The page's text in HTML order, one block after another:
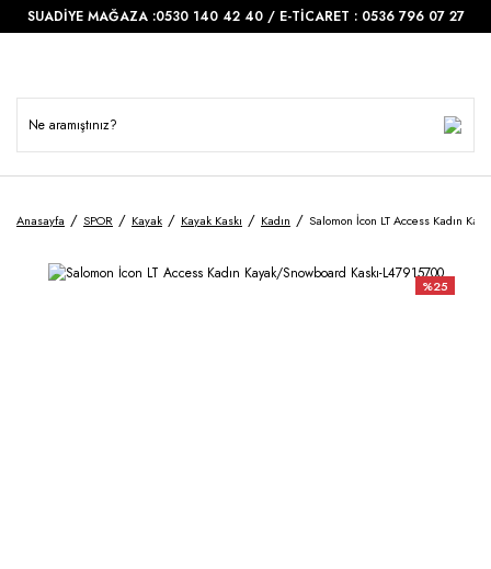
SUADİYE MAĞAZA :0530 140 42 40 / E-TİCARET : 0536 796 07 27
Anasayfa SPOR Kayak Kayak Kaskı Kadın Salomon İcon LT Access Kadın
%25